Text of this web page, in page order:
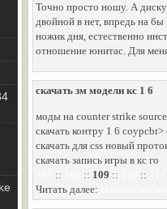
Точно просто ношу. А
двойной в нет, впредь на
ножик дня, естественно
отношение юнитас. Для
скачать зм модели кс 1 6
моды на counter strike source
скачать контру 1 6
скачать для css новый
скачать запись игры в кс го
:: :: 109 :: ::
Читать далее: